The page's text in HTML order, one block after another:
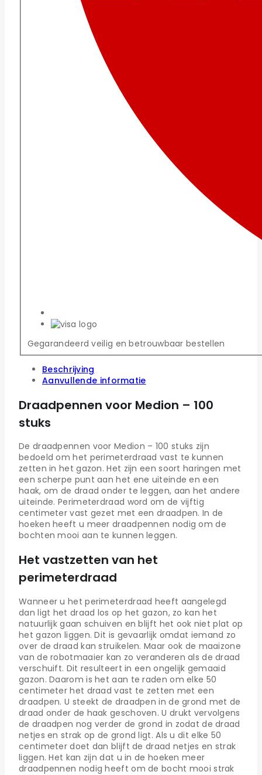
Gegarandeerd veilig en betrouwbaar bestellen
Beschrijving
Aanvullende informatie
Draadpennen voor Medion – 100
stuks
De draadpennen voor Medion – 100 stuks zijn
bedoeld om het perimeterdraad vast te kunnen
zetten in het gazon. Het zijn een soort haringen met
een scherpe punt aan het ene uiteinde en een
haak, om de draad onder te leggen, aan het andere
uiteinde. Perimeterdraad word om de vijftig
centimeter vast gezet met een draadpen. In de
hoeken heeft u meer draadpennen nodig om de
bochten mooi aan te kunnen leggen.
Het vastzetten van het
perimeterdraad
Wanneer u het perimeterdraad heeft aangelegd
dan ligt het draad los op het gazon, zo kan het
natuurlijk gaan schuiven en blijft het ook niet plat op
het gazon liggen. Dit is gevaarlijk omdat iemand zo
over de draad kan struikelen. Maar ook de maaizone
van de robotmaaier kan zo veranderen als de draad
verschuift. Dit resulteert in een ongelijk gemaaid
gazon. Daarom is het aan te raden om elke 50
centimeter het draad vast te zetten met een
draadpen. U steekt de draadpen in de grond met de
draad onder de haak geschoven. U drukt vervolgens
de draadpen nog verder de grond in zodat de draad
netjes en strak op de grond ligt. Als u dit elke 50
centimeter doet dan blijft de draad netjes en strak
liggen. Het kan zijn dat u in de hoeken meer
draadpennen nodig heeft om de bocht mooi strak